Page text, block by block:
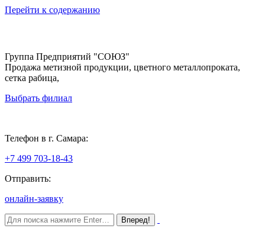
Перейти к содержанию
Группа Предприятий "СОЮЗ"
Продажа метизной продукции, цветного металлопроката,
сетка рабица,
Выбрать филиал
Телефон в г. Самара:
+7 499 703-18-43
Отправить:
онлайн-заявку